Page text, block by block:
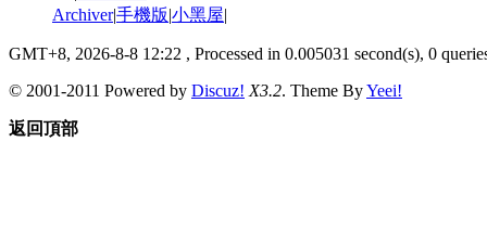
Archiver|手機版|小黑屋|
GMT+8, 2026-8-8 12:22 , Processed in 0.005031 second(s), 0
© 2001-2011 Powered by Discuz! X3.2. Theme ByYeei!
返回頂部